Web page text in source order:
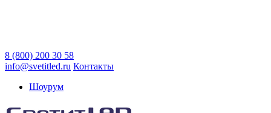
8 (800) 200 30 58
info@svetitled.ru Контакты
Шоурум